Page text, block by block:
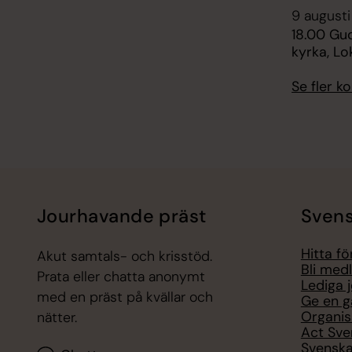
9
18.00
kyrka,
Se fler
Jourhavande präst
Akut samtals- och krisstöd.
Prata eller chatta anonymt
med en präst på kvällar och
nätter.
Hitta
Bli
Lediga
Ge en
Act